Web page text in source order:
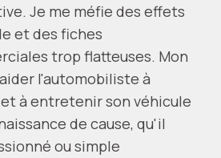
Je me méfie des effets
et des fiches
trop flatteuses. Mon
l'automobiliste à
à entretenir son véhicule
de cause, qu'il
ou simple